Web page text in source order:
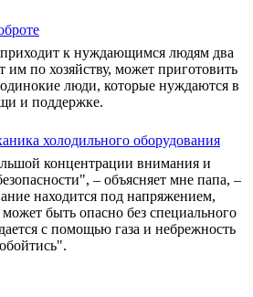
к нуждающимся людям два
им по хозяйству, может приготовить
люди, которые нуждаются в
и поддержке.
холодильного оборудования
концентрации внимания и
– объясняет мне папа, –
находится под напряжением,
быть опасно без специального
с помощью газа и небрежность